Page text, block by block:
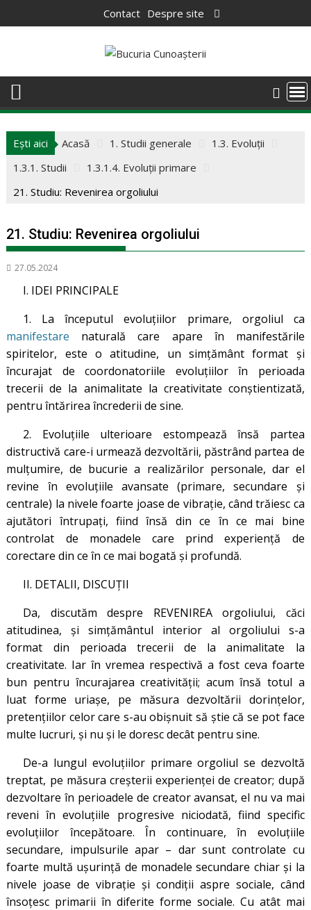
to
Contact Despre site
Ești aici Acasă 1. Studii generale
1.3. Evoluții
1.3.1. Studii
1.3.1.4. Evoluții primare
21. Studiu: Revenirea orgoliului
21. Studiu: Revenirea orgoliului
27.05.2024
I. IDEI PRINCIPALE
1. La începutul evoluțiilor primare, orgoliul ca
manifestare naturală care apare în manifestările
spiritelor, este o atitudine, un simțământ format și
încurajat de coordonatoriile evoluțiilor în perioada
trecerii de la animalitate la creativitate conștientizată,
pentru întărirea încrederii de sine.
2. Evoluțiile ulterioare estompează însă partea
distructivă care-i urmează dezvoltării, păstrând partea de
mulțumire, de bucurie a realizărilor personale, dar el
revine în evoluțiile avansate (primare, secundare și
centrale) la nivele foarte joase de vibrație, când trăiesc ca
ajutători întrupați, fiind însă din ce în ce mai bine
controlat de monadele care prind experiență de
corectare din ce în ce mai bogată și profundă.
II. DETALII, DISCUȚII
Da, discutăm despre REVENIREA orgoliului, căci
atitudinea, și simțământul interior al orgoliului s-a
format din perioada trecerii de la animalitate la
creativitate. Iar în vremea respectivă a fost ceva foarte
bun pentru încurajarea creativității; acum însă totul a
luat forme uriașe, pe măsura dezvoltării dorințelor,
pretențiilor celor care s-au obișnuit să știe că se pot face
multe lucruri, și nu și le doresc decât pentru sine.
De-a lungul evoluțiilor primare orgoliul se dezvoltă
treptat, pe măsura creșterii experienței de creator; după
dezvoltare în perioadele de creator avansat, el nu va mai
reveni în evoluțiile progresive niciodată, fiind specific
evoluțiilor începătoare. În continuare, în evoluțiile
secundare, impulsurile apar – dar sunt controlate cu
foarte multă ușurință de monadele secundare chiar și la
nivele joase de vibrație și condiții aspre sociale, când
însoțesc primarii în diferite forme sociale. Cu atât mai